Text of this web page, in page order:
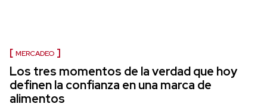
MERCADEO
Los tres momentos de la verdad que hoy
definen la confianza en una marca de
alimentos